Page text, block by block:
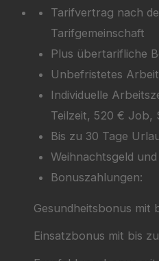
Tarifvertrag nach
Tarifgemeinschaft
Plus übertarifliche
Unbefristetes
Individuelle
Teilzeit, 520 € Job,
Bis zu 30 Tage
Weihnachtsgeld
Bonuszahlungen:
Gesundheitsbonus mit
Einsatzbonus mit bis